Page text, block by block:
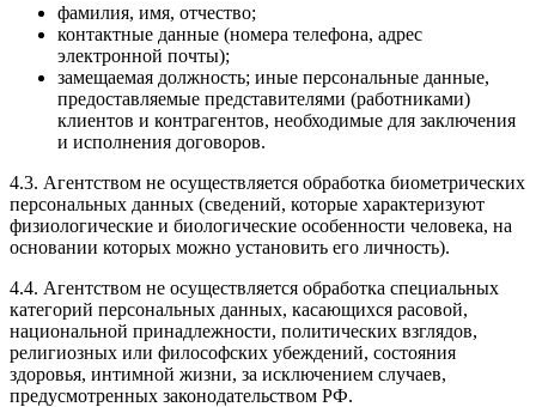
фамилия, имя, отчество;
контактные данные (номера телефона, адрес
электронной почты);
замещаемая должность; иные персональные данные,
предоставляемые представителями (работниками)
клиентов и контрагентов, необходимые для заключения
и исполнения договоров.
4.3. Агентством не осуществляется обработка биометрических
персональных данных (сведений, которые характеризуют
физиологические и биологические особенности человека, на
основании которых можно установить его личность).
4.4. Агентством не осуществляется обработка специальных
категорий персональных данных, касающихся расовой,
национальной принадлежности, политических взглядов,
религиозных или философских убеждений, состояния
здоровья, интимной жизни, за исключением случаев,
предусмотренных законодательством РФ.